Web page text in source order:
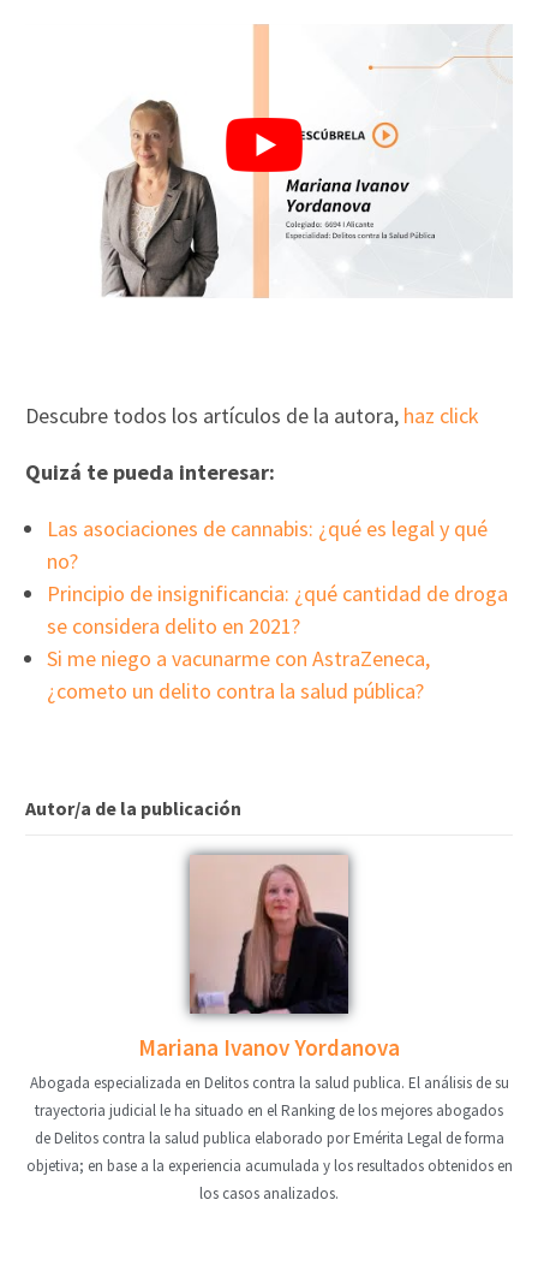
Descubre todos los artículos de la autora, haz click
Quizá te pueda interesar:
Las asociaciones de cannabis: ¿qué es legal y qué
no?
Principio de insignificancia: ¿qué cantidad de droga
se considera delito en 2021?
Si me niego a vacunarme con AstraZeneca,
¿cometo un delito contra la salud pública?
Autor/a de la publicación
Mariana Ivanov Yordanova
Abogada especializada en Delitos contra la salud publica. El análisis de su
trayectoria judicial le ha situado en el Ranking de los mejores abogados
de Delitos contra la salud publica elaborado por Emérita Legal de forma
objetiva; en base a la experiencia acumulada y los resultados obtenidos en
los casos analizados.